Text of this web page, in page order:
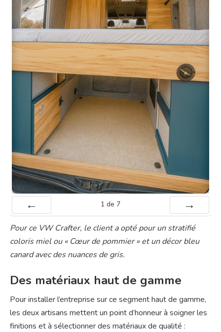
1 de 7
Pour ce VW Crafter, le client a opté pour un stratifié
coloris miel ou « Cœur de pommier » et un décor bleu
canard avec des nuances de gris.
Des matériaux haut de gamme
Pour installer l’entreprise sur ce segment haut de gamme,
les deux artisans mettent un point d’honneur à soigner les
finitions et à sélectionner des matériaux de qualité :